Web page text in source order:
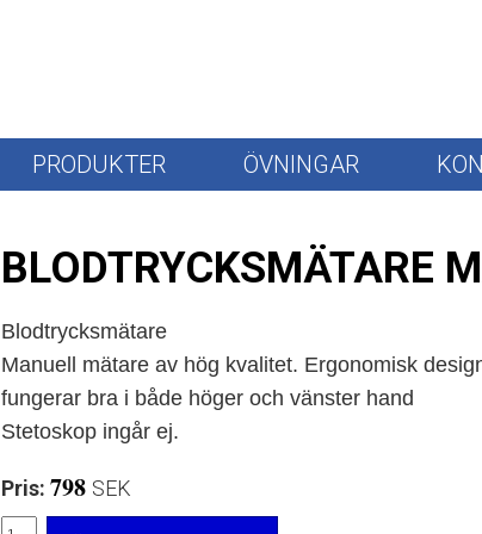
PRODUKTER ÖVNINGAR
BLODTRYCKSMÄTARE
Bl odtrycksmätare
Manuell mätare av hög kvalitet. Ergonomisk
fungerar bra i både höger och vänster hand
Stetoskop ingår ej.
Pris: 798 SEK